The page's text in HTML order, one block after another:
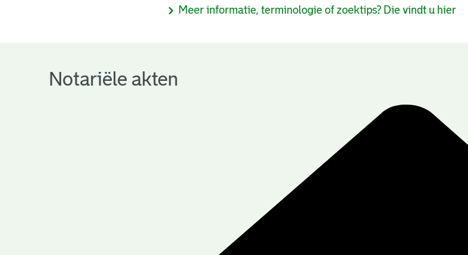
Informatiepagina's
archieven
Meer informatie, terminologie of zoektips? Die vindt u hier
Notariële akten